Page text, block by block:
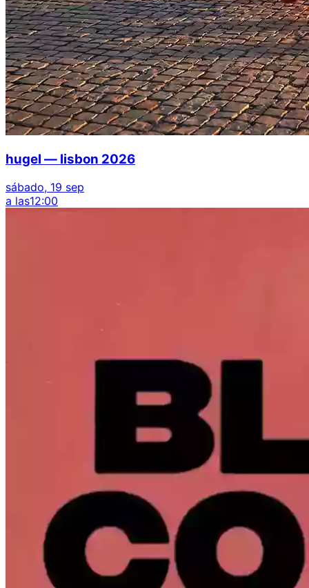
hugel — lisbon 2026
sábado, 19 sep
a las12:00